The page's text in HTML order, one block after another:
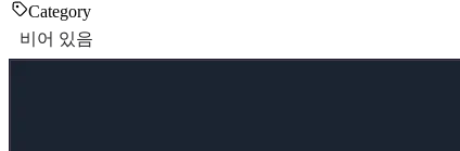
Category
비어 있음